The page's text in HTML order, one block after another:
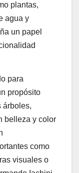
plantas,
agua y
un papel
para
propósito
árboles,
belleza y color
como
visuales o